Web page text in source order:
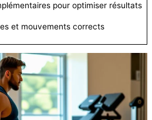
pour optimiser résultats
et mouvements corrects